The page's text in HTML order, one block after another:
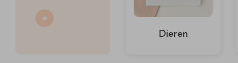
Dieren